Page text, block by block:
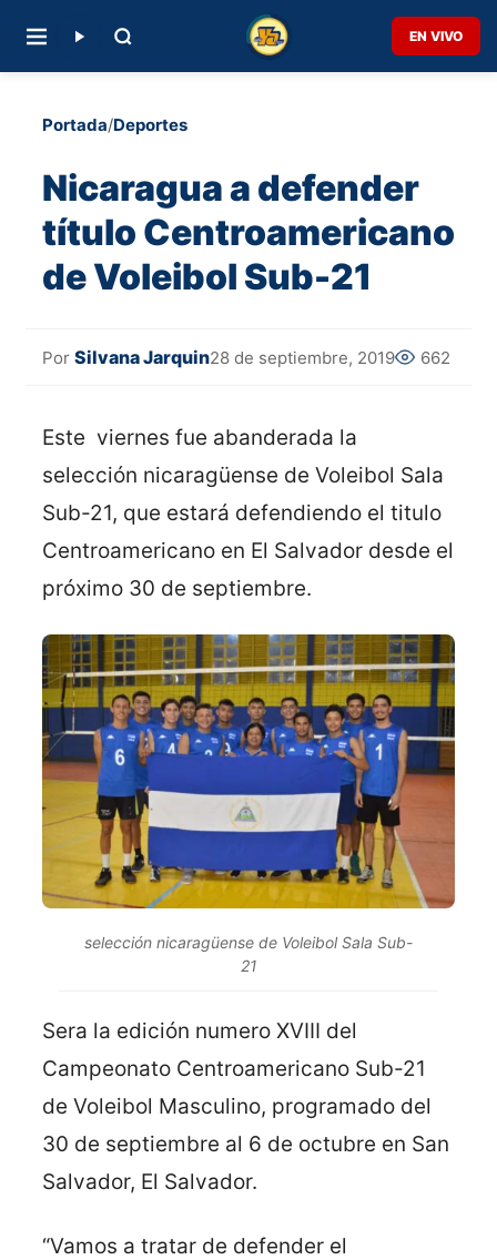
EN VIVO
Portada/Deportes
Nicaragua a defender
título Centroamericano
de Voleibol Sub-21
Por Silvana Jarquin28 de septiembre, 2019 662
Este viernes fue abanderada la
selección nicaragüense de Voleibol Sala
Sub-21, que estará defendiendo el titulo
Centroamericano en El Salvador desde el
próximo 30 de septiembre.
selección nicaragüense de Voleibol Sala Sub-
21
Sera la edición numero XVIII del
Campeonato Centroamericano Sub-21
de Voleibol Masculino, programado del
30 de septiembre al 6 de octubre en San
Salvador, El Salvador.
“Vamos a tratar de defender el